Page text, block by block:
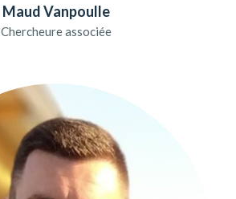
Maud Vanpoulle
Chercheure associée